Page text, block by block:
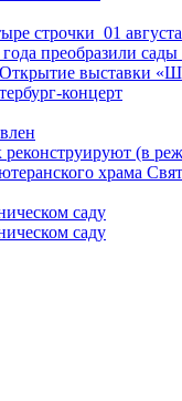
августа
преобразили сады
выставки
концерт
(в
храма
саду
саду